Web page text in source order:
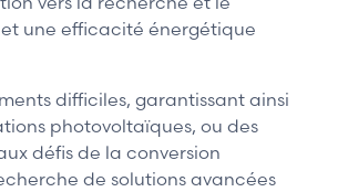
une efficacité énergétique
difficiles, garantissant ainsi
photovoltaïques, ou des
défis de la conversion
de solutions avancées